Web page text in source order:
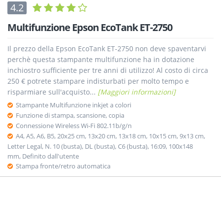
4.2
Multifunzione Epson EcoTank ET-2750
Il prezzo della Epson EcoTank ET-2750 non deve spaventarvi
perchè questa stampante multifunzione ha in dotazione
inchiostro sufficiente per tre anni di utilizzo! Al costo di circa
250 € potrete stampare indisturbati per molto tempo e
risparmiare sull'acquisto... [Maggiori informazioni]
Stampante Multifunzione inkjet a colori
Funzione di stampa, scansione, copia
Connessione Wireless Wi-Fi 802.11b/g/n
A4, A5, A6, B5, 20x25 cm, 13x20 cm, 13x18 cm, 10x15 cm, 9x13 cm,
Letter Legal, N. 10 (busta), DL (busta), C6 (busta), 16:09, 100x148
mm, Definito dall'utente
Stampa fronte/retro automatica